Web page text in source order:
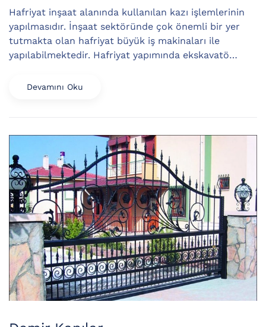
Hafriyat inşaat alanında kullanılan kazı işlemlerinin
yapılmasıdır. İnşaat sektöründe çok önemli bir yer
tutmakta olan hafriyat büyük iş makinaları ile
yapılabilmektedir. Hafriyat yapımında ekskavatö…
Devamını Oku